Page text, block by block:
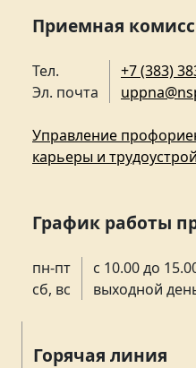
Приемная
Тел.
Эл. почта
+7 (383)
Управление
карьеры и
График работы
пн-пт
сб, вс
с 10.00 до
выходной
Горячая линия